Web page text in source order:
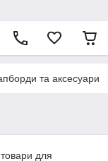
та аксесуари
для